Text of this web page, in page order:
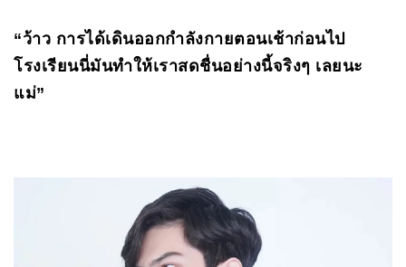
“ว้าว การได้เดินออกกำลังกายตอนเช้าก่อนไป
โรงเรียนนี่มันทำให้เราสดชื่นอย่างนี้จริงๆ เลยนะ
แม่”